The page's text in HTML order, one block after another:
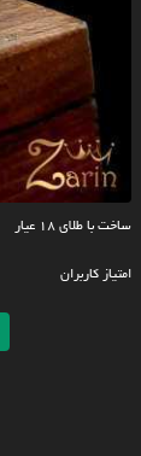
ساخت با طلای ۱۸ عیار
امتیاز کاربران